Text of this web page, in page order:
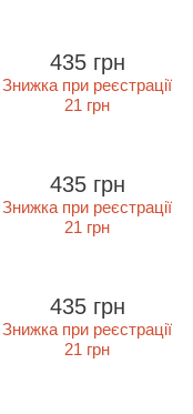
435 грн
Знижка при реєстрації
21 грн
435 грн
Знижка при реєстрації
21 грн
435 грн
Знижка при реєстрації
21 грн